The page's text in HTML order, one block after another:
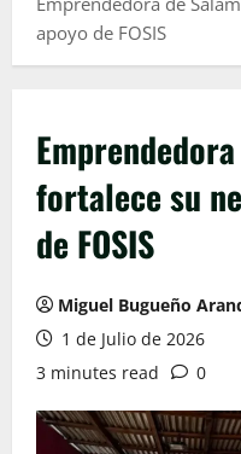
apoyo de FOSIS
fortalece su
de FOSIS
Miguel Bugueño
1 de Julio de 2026
3 minutes read
0